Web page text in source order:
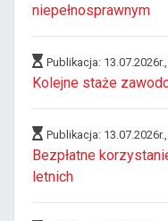
niepełnosprawnym
Publikacja:
Kolejne staże
Publikacja:
Bezpłatne
letnich